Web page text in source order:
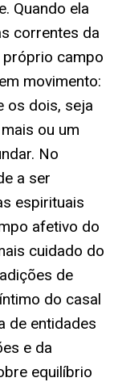
Quando ela
correntes da
próprio campo
movimento:
os dois, seja
ou um
No
a ser
espirituais
afetivo do
cuidado do
de
do casal
de entidades
e da
equilíbrio